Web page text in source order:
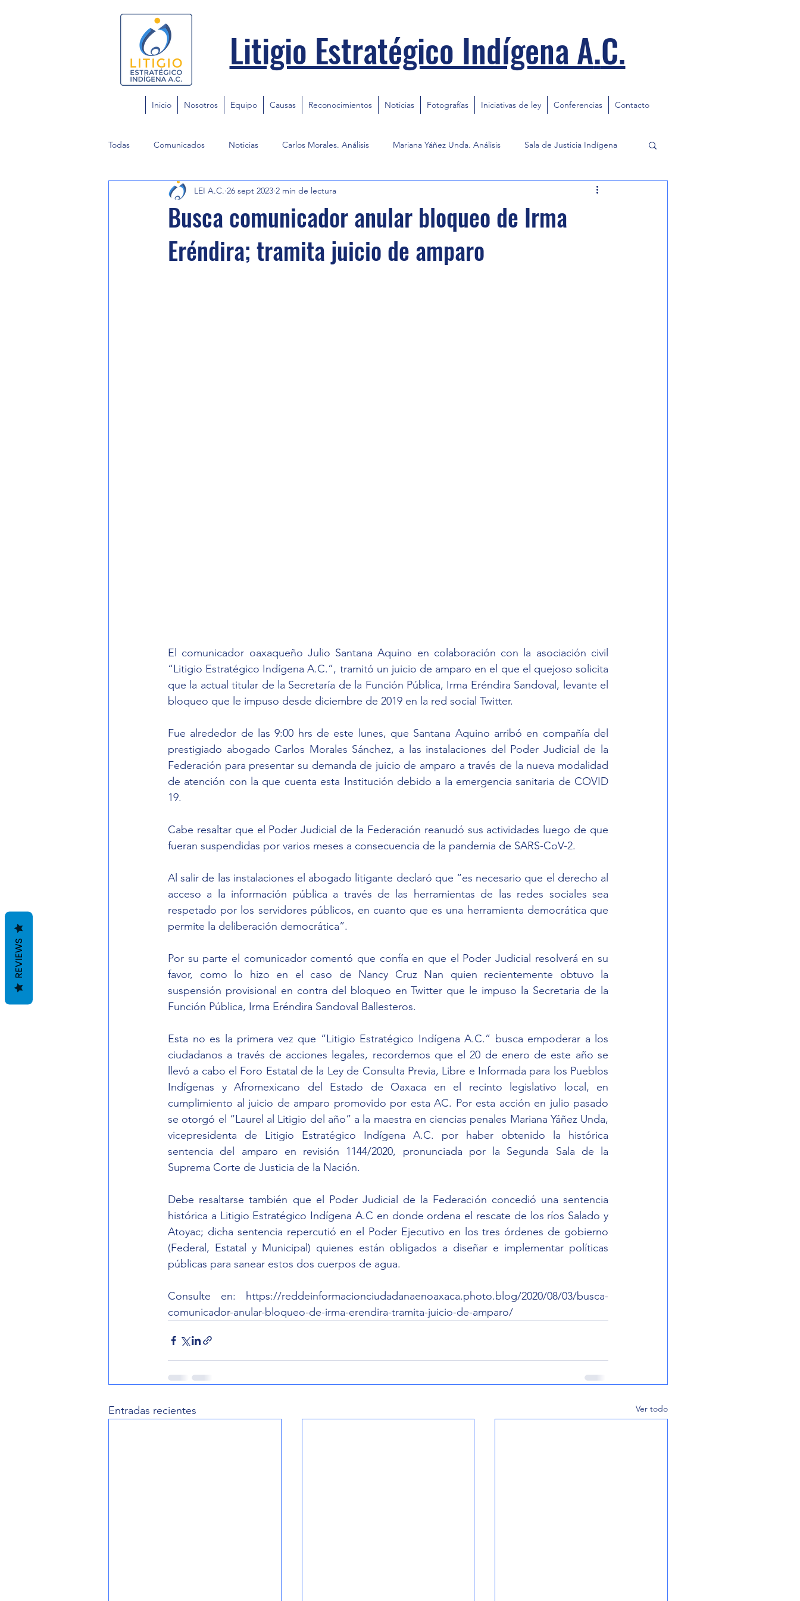
Litigio Estratégico Indígena A.C.
Inicio Nosotros Equipo Causas Reconocimientos Noticias Fotografías Iniciativas de ley Conferencias Contacto
Todas Comunicados Noticias Carlos Morales. Análisis Mariana Yáñez Unda. Análisis Sala de Justicia Indígena
Busca comunicador anular bloqueo de Irma
Eréndira; tramita juicio de amparo
LEI A.C. 26 sept 2023 2 min de lectura
El comunicador oaxaqueño Julio Santana Aquino en colaboración con la asociación civil
“Litigio Estratégico Indígena A.C.”, tramitó un juicio de amparo en el que el quejoso solicita
que la actual titular de la Secretaría de la Función Pública, Irma Eréndira Sandoval, levante el
bloqueo que le impuso desde diciembre de 2019 en la red social Twitter.
Fue alrededor de las 9:00 hrs de este lunes, que Santana Aquino arribó en compañía del
prestigiado abogado Carlos Morales Sánchez, a las instalaciones del Poder Judicial de la
Federación para presentar su demanda de juicio de amparo a través de la nueva modalidad
de atención con la que cuenta esta Institución debido a la emergencia sanitaria de COVID
19.
Cabe resaltar que el Poder Judicial de la Federación reanudó sus actividades luego de que
fueran suspendidas por varios meses a consecuencia de la pandemia de SARS-CoV-2.
Al salir de las instalaciones el abogado litigante declaró que “es necesario que el derecho al
acceso a la información pública a través de las herramientas de las redes sociales sea
respetado por los servidores públicos, en cuanto que es una herramienta democrática que
permite la deliberación democrática”.
Por su parte el comunicador comentó que confía en que el Poder Judicial resolverá en su
favor, como lo hizo en el caso de Nancy Cruz Nan quien recientemente obtuvo la
suspensión provisional en contra del bloqueo en Twitter que le impuso la Secretaria de la
Función Pública, Irma Eréndira Sandoval Ballesteros.
Esta no es la primera vez que “Litigio Estratégico Indígena A.C.” busca empoderar a los
ciudadanos a través de acciones legales, recordemos que el 20 de enero de este año se
llevó a cabo el Foro Estatal de la Ley de Consulta Previa, Libre e Informada para los Pueblos
Indígenas y Afromexicano del Estado de Oaxaca en el recinto legislativo local, en
cumplimiento al juicio de amparo promovido por esta AC. Por esta acción en julio pasado
se otorgó el “Laurel al Litigio del año” a la maestra en ciencias penales Mariana Yáñez Unda,
vicepresidenta de Litigio Estratégico Indígena A.C. por haber obtenido la histórica
sentencia del amparo en revisión 1144/2020, pronunciada por la Segunda Sala de la
Suprema Corte de Justicia de la Nación.
Debe resaltarse también que el Poder Judicial de la Federación concedió una sentencia
histórica a Litigio Estratégico Indígena A.C en donde ordena el rescate de los ríos Salado y
Atoyac; dicha sentencia repercutió en el Poder Ejecutivo en los tres órdenes de gobierno
(Federal, Estatal y Municipal) quienes están obligados a diseñar e implementar políticas
públicas para sanear estos dos cuerpos de agua.
Consulte en: https://reddeinformacionciudadanaenoaxaca.photo.blog/2020/08/03/busca-
comunicador-anular-bloqueo-de-irma-erendira-tramita-juicio-de-amparo/
Entradas recientes Ver todo
REVIEWS